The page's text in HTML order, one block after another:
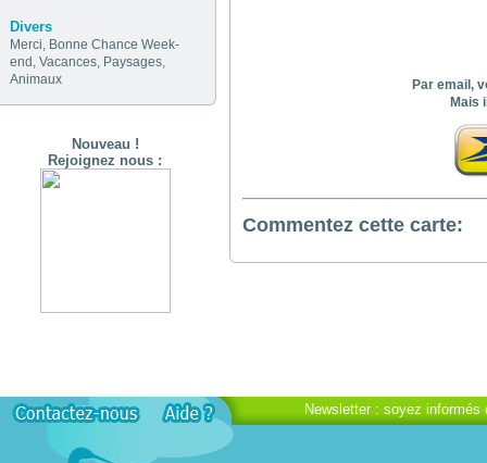
Divers
Merci, Bonne Chance Week-
end , Vacances, Paysages,
Animaux
Nouveau !
Rejoignez nous :
Par email,
Mais
Commentez cette carte:
Newsletter : soyez